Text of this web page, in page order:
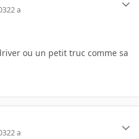
22 a
ou un petit truc comme sa
22 a